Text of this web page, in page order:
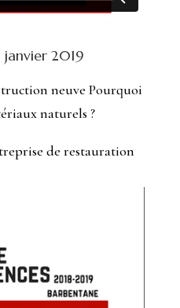
janvier 2019
neuve Pourquoi
naturels ?
de restauration